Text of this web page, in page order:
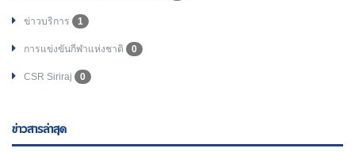
ข่าวบริการ 1
การแข่งขันกีฬาแห่งชาติ 0
CSR Siriraj 0
ข่าวสารล่าสุด